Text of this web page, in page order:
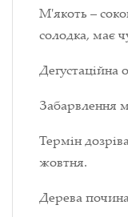
М'якоть –
солодка, має
Дегустаційна
Забарвлення
Термін
жовтня.
Дерева